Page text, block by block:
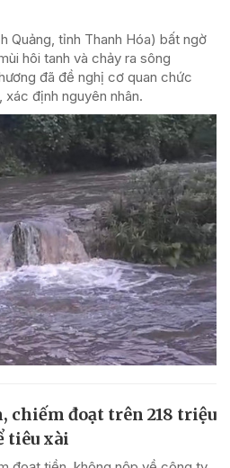
Quảng, tỉnh Thanh Hóa) bất ngờ
hôi tanh và chảy ra sông
đã đề nghị cơ quan chức
định nguyên nhân.
đoạt trên 218 triệu
tiêu xài